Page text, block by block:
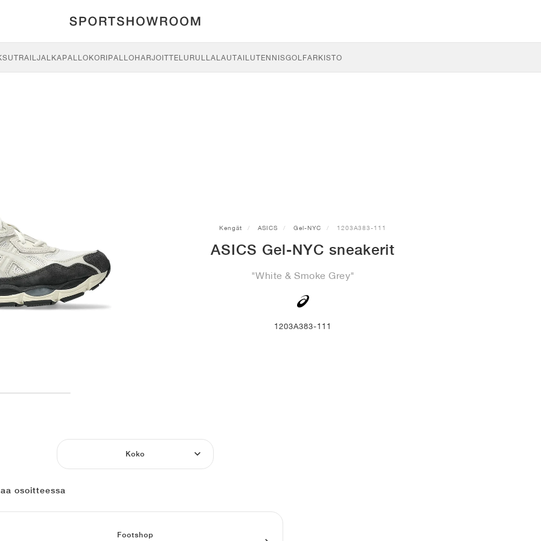
TRAILJALKAPALLOKORIPALLOHARJOITTELU RULLALAUTAILUTENNISGOLFARKISTO
Kengät ASICS Gel-NYC 1203A383-111
ASICS Gel-NYC sneakerit
"White & Smoke Grey"
1203A383-111
Koko
osoitteessa
Footshop